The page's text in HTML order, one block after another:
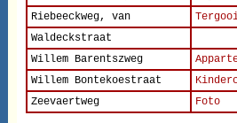
Riebeeckweg, van
Waldeckstraat
Willem Barentszweg
Willem Bontekoestraat
Zeevaertweg
Foto